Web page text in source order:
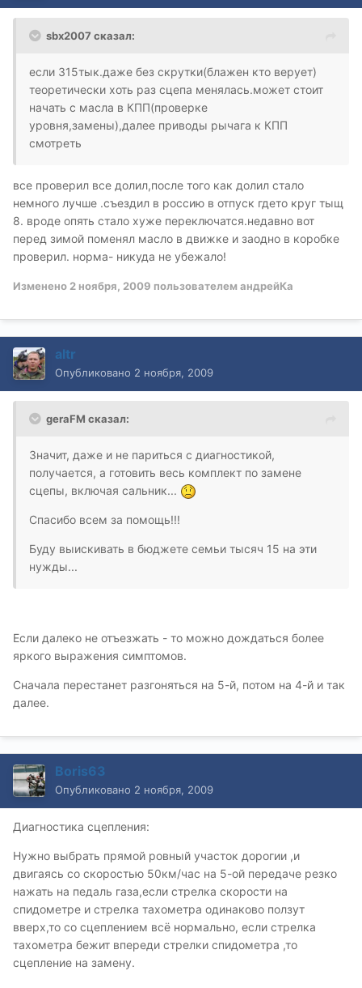
sbx2007 сказал:
если 315тык.даже без скрутки(блажен кто верует)
теоретически хоть раз сцепа менялась.может стоит
начать с масла в КПП(проверке
уровня,замены),далее приводы рычага к КПП
смотреть
все проверил все долил,после того как долил стало
немного лучше .съездил в россию в отпуск гдето круг тыщ
8. вроде опять стало хуже переключатся.недавно вот
перед зимой поменял масло в движке и заодно в коробке
проверил. норма- никуда не убежало!
Изменено 2 ноября, 2009 пользователем андрейКа
altr
Опубликовано 2 ноября, 2009
geraFM сказал:
Значит, даже и не париться с диагностикой,
получается, а готовить весь комплект по замене
сцепы, включая сальник...
Спасибо всем за помощь!!!
Буду выискивать в бюджете семьи тысяч 15 на эти
нужды...
Если далеко не отъезжать - то можно дождаться более
яркого выражения симптомов.
Сначала перестанет разгоняться на 5-й, потом на 4-й и так
далее.
Boris63
Опубликовано 2 ноября, 2009
Диагностика сцепления:
Нужно выбрать прямой ровный участок дорогии ,и
двигаясь со скоростью 50км/час на 5-ой передаче резко
нажать на педаль газа,если стрелка скорости на
спидометре и стрелка тахометра одинаково ползут
вверх,то со сцеплением всё нормально, если стрелка
тахометра бежит впереди стрелки спидометра ,то
сцепление на замену.